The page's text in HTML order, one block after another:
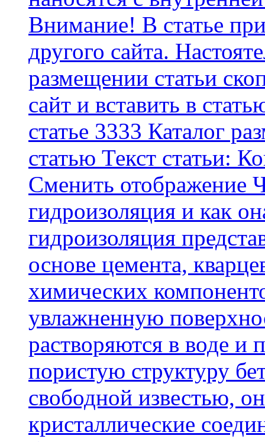
Внимание! В статье
другого сайта.
размещении статьи
сайт и вставить в
статье 3333 Каталог
статью Текст статьи:
Cменить отображение
гидроизоляция и как
гидроизоляция
основе цемента,
химических
увлажненную
растворяются в воде и
пористую структуру
свободной известью,
кристаллические